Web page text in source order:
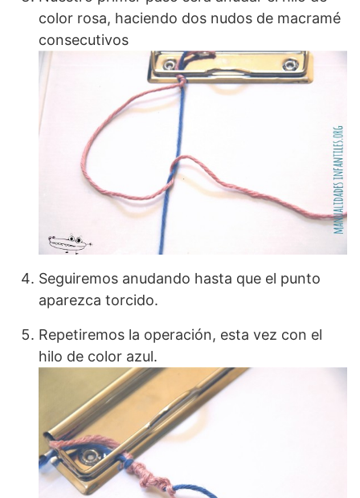
color rosa, haciendo dos nudos de macramé
consecutivos
Seguiremos anudando hasta que el punto
aparezca torcido.
Repetiremos la operación, esta vez con el
hilo de color azul.